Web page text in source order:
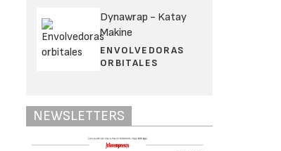
Dynawrap - Katay
Makine
ENVOLVEDORAS
ORBITALES
NEWSLETTERS